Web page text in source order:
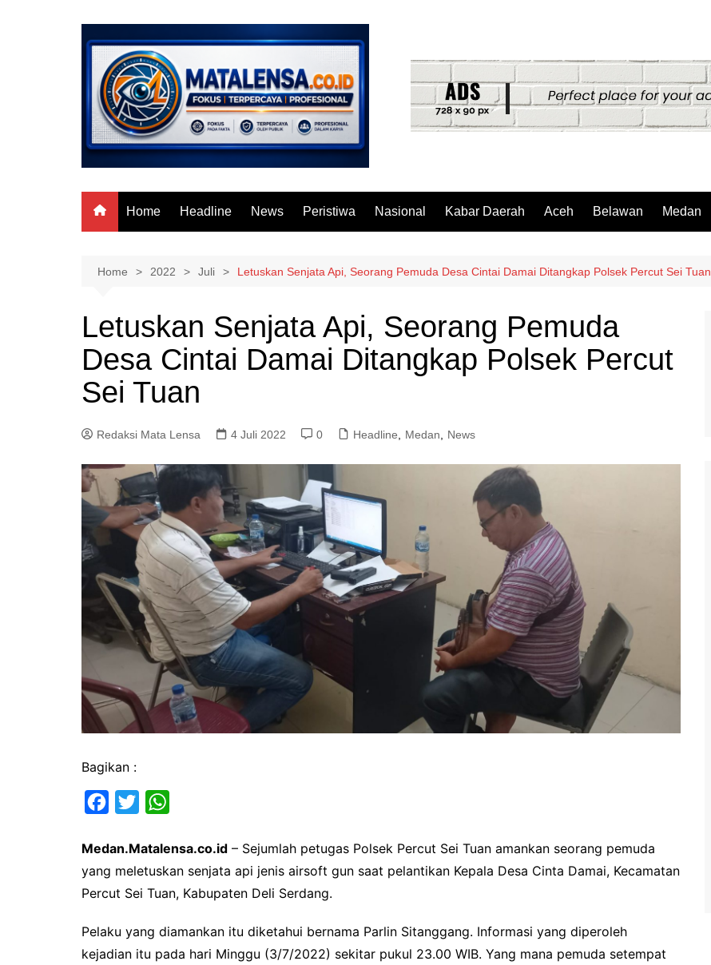
Home Headline News Peristiwa Nasional Kabar Daerah Aceh Belawan Medan
Home 2022 Juli Letuskan Senjata Api, Seorang Pemuda Desa Cintai Damai Ditangkap Polsek Percut Sei Tuan
Letuskan Senjata Api, Seorang Pemuda
Desa Cintai Damai Ditangkap Polsek Percut
Sei Tuan
Redaksi Mata Lensa 4 Juli 2022 0 Headline Medan News
Bagikan :
c
e
b
o
i
t
t
r
a
t
s
p
Medan.Matalensa.co.id – Sejumlah petugas Polsek Percut Sei Tuan amankan seorang pemuda
yang meletuskan senjata api jenis airsoft gun saat pelantikan Kepala Desa Cinta Damai, Kecamatan
Percut Sei Tuan, Kabupaten Deli Serdang.
Pelaku yang diamankan itu diketahui bernama Parlin Sitanggang. Informasi yang diperoleh
kejadian itu pada hari Minggu (3/7/2022) sekitar pukul 23.00 WIB. Yang mana pemuda setempat